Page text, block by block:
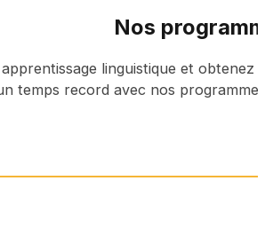
Nos
linguistique et obtenez
temps record avec nos